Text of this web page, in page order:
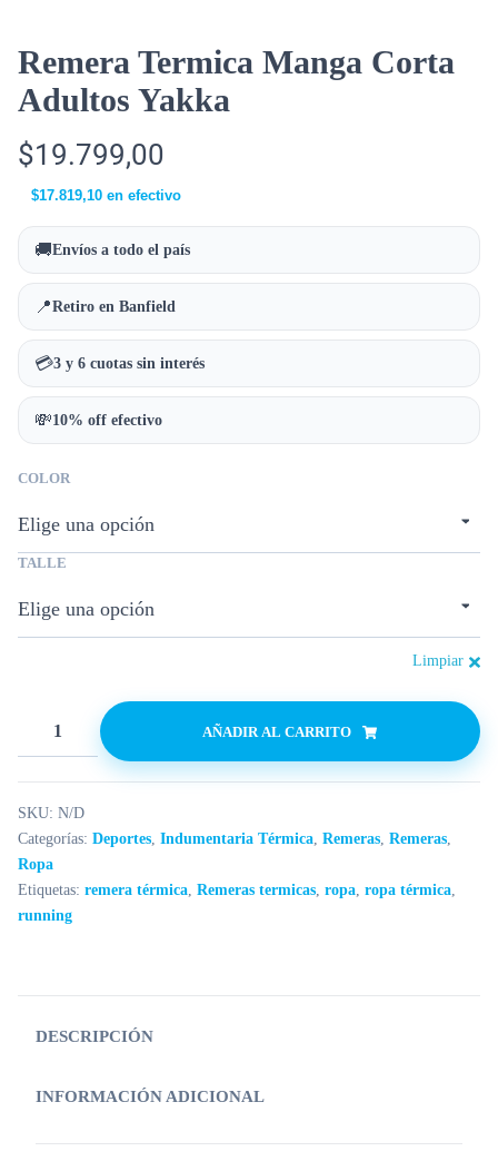
Remera Termica Manga Corta
Adultos Yakka
$19.799,00
$17.819,10 en efectivo
🚚Envíos a todo el país
📍Retiro en Banfield
💳3 y 6 cuotas sin interés
💸10% off efectivo
COLOR
TALLE
Limpiar
AÑADIR AL CARRITO
SKU: N/D
Categorías: Deportes, Indumentaria Térmica, Remeras, Remeras,
Ropa
Etiquetas: remera térmica, Remeras termicas, ropa, ropa térmica,
running
DESCRIPCIÓN
INFORMACIÓN ADICIONAL